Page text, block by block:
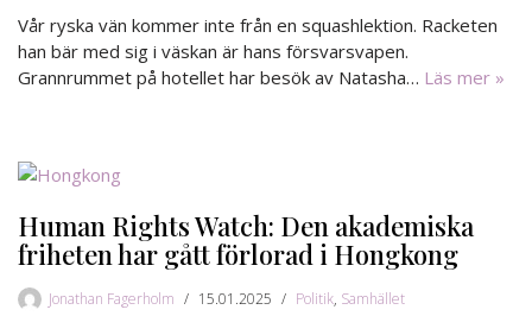
Vår ryska vän kommer inte från en squashlektion. Racketen
han bär med sig i väskan är hans försvarsvapen.
Grannrummet på hotellet har besök av Natasha… Läs mer »
Human Rights Watch: Den akademiska
friheten har gått förlorad i Hongkong
Jonathan Fagerholm 15.01.2025 Politik, Samhället